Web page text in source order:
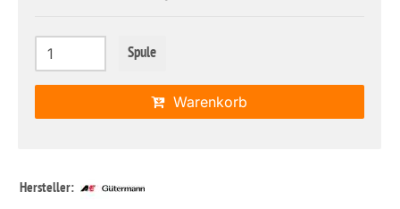
Spule
Warenkorb
Hersteller: